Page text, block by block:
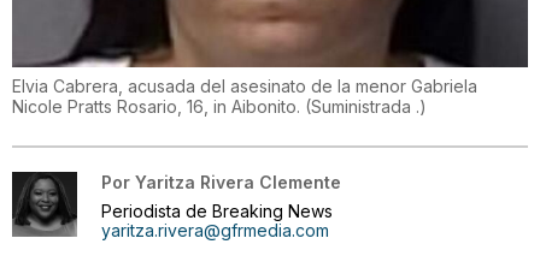
Elvia Cabrera, acusada del asesinato de la menor Gabriela
Nicole Pratts Rosario, 16, in Aibonito. (Suministrada .)
Por Yaritza Rivera Clemente
Periodista de Breaking News
yaritza.rivera@gfrmedia.com